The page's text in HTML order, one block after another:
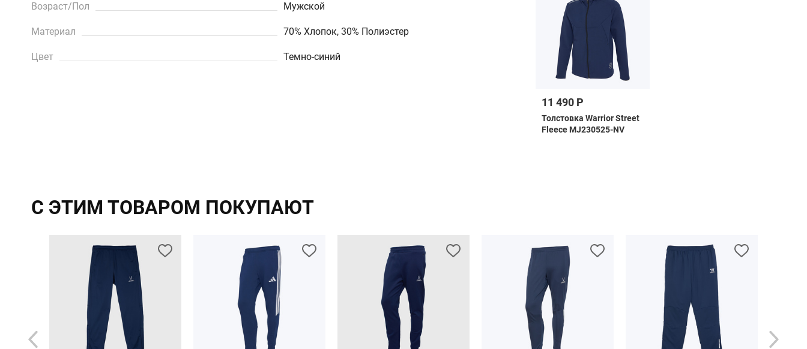
Возраст/Пол Мужской
Материал 70% Хлопок, 30% Полиэстер
Цвет Темно-синий
11 490 Р
Толстовка Warrior Street
Fleece MJ230525-NV
С ЭТИМ ТОВАРОМ ПОКУПАЮТ